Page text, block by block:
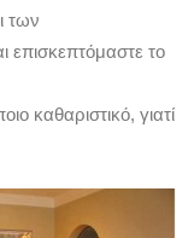
των
επισκεπτόμαστε το
καθαριστικό, γιατί